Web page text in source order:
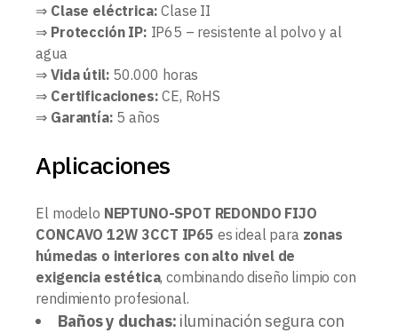
⇒ Clase eléctrica: Clase II
⇒ Protección IP: IP65 – resistente al polvo y al
agua
⇒ Vida útil: 50.000 horas
⇒ Certificaciones: CE, RoHS
⇒ Garantía: 5 años
Aplicaciones
El modelo NEPTUNO-SPOT REDONDO FIJO
CONCAVO 12W 3CCT IP65 es ideal para zonas
húmedas o interiores con alto nivel de
exigencia estética, combinando diseño limpio con
rendimiento profesional.
Baños y duchas: iluminación segura con